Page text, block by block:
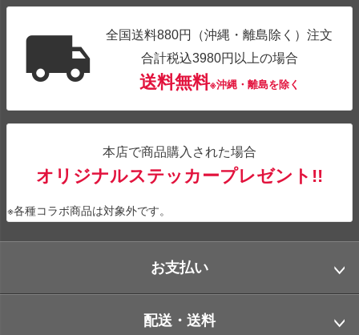
全国送料880円（沖縄・離島除く）注文
合計税込3980円以上の場合
送料無料※沖縄・離島を除く
本店で商品購入された場合
オリジナルステッカープレゼント!!
※各種コラボ商品は対象外です。
お支払い
配送・送料